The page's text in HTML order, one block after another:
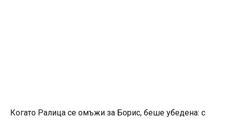
Когато Ралица се омъжи за Борис, беше убедена: с